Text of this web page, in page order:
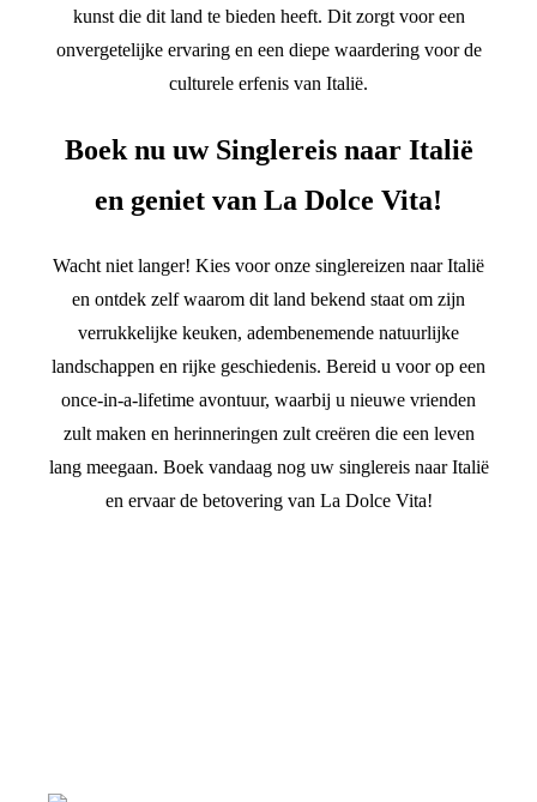
kunst die dit land te bieden heeft. Dit zorgt voor een
onvergetelijke ervaring en een diepe waardering voor de
culturele erfenis van Italië.
Boek nu uw Singlereis naar Italië
en geniet van La Dolce Vita!
Wacht niet langer! Kies voor onze singlereizen naar Italië
en ontdek zelf waarom dit land bekend staat om zijn
verrukkelijke keuken, adembenemende natuurlijke
landschappen en rijke geschiedenis. Bereid u voor op een
once-in-a-lifetime avontuur, waarbij u nieuwe vrienden
zult maken en herinneringen zult creëren die een leven
lang meegaan. Boek vandaag nog uw singlereis naar Italië
en ervaar de betovering van La Dolce Vita!